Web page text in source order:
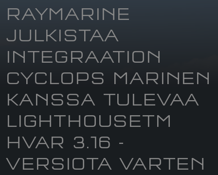
RAYMARINE
JULKISTAA
INTEGRAATION
CYCLOPS MARINEN
KANSSA TULEVAA
LIGHTHOUSETM
HVAR 3.16 -
VERSIOTA VARTEN